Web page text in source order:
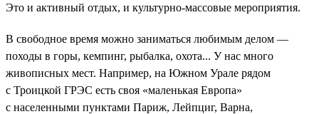
Это и активный отдых, и культурно-массовые мероприятия.
В свободное время можно заниматься любимым делом —
походы в горы, кемпинг, рыбалка, охота... У нас много
живописных мест. Например, на Южном Урале рядом
с Троицкой ГРЭС есть своя «маленькая Европа»
с населенными пунктами Париж, Лейпциг, Варна,